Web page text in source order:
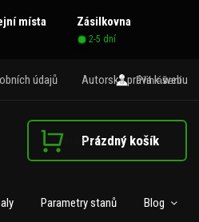
místa Zásilkovna
2-5 dní
údajů Autorská práva k webu
Přihlášení
Nákupní košíkPrázdný košík
Parametry stanů Blog